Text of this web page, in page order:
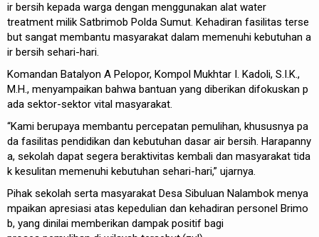
ir bersih kepada warga dengan menggunakan alat water
treatment milik Satbrimob Polda Sumut. Kehadiran fasilitas terse
but sangat membantu masyarakat dalam memenuhi kebutuhan a
ir bersih sehari-hari.
Komandan Batalyon A Pelopor, Kompol Mukhtar I. Kadoli, S.I.K.,
M.H., menyampaikan bahwa bantuan yang diberikan difokuskan p
ada sektor-sektor vital masyarakat.
“Kami berupaya membantu percepatan pemulihan, khususnya pa
da fasilitas pendidikan dan kebutuhan dasar air bersih. Harapanny
a, sekolah dapat segera beraktivitas kembali dan masyarakat tida
k kesulitan memenuhi kebutuhan sehari-hari,” ujarnya.
Pihak sekolah serta masyarakat Desa Sibuluan Nalambok menya
mpaikan apresiasi atas kepedulian dan kehadiran personel Brimo
b, yang dinilai memberikan dampak positif bagi